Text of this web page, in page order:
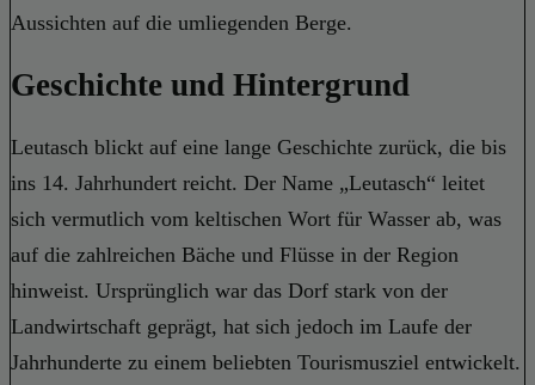
Aussichten auf die umliegenden Berge.
Geschichte und Hintergrund
Leutasch blickt auf eine lange Geschichte zurück, die bis
ins 14. Jahrhundert reicht. Der Name „Leutasch“ leitet
sich vermutlich vom keltischen Wort für Wasser ab, was
auf die zahlreichen Bäche und Flüsse in der Region
hinweist. Ursprünglich war das Dorf stark von der
Landwirtschaft geprägt, hat sich jedoch im Laufe der
Jahrhunderte zu einem beliebten Tourismusziel entwickelt.